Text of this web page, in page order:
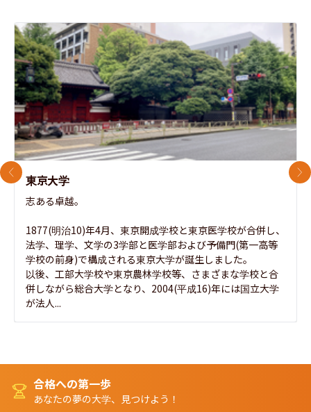
東京大学
志ある卓越。
1877(明治10)年4月、東京開成学校と東京医学校が合併し、
法学、理学、文学の3学部と医学部および予備門(第一高等
学校の前身)で構成される東京大学が誕生しました。
以後、工部大学校や東京農林学校等、さまざまな学校と合
併しながら総合大学となり、2004(平成16)年には国立大学
が法人...
前のスライド 次
合格への第一歩
あなたの夢の大学、見つけよう！